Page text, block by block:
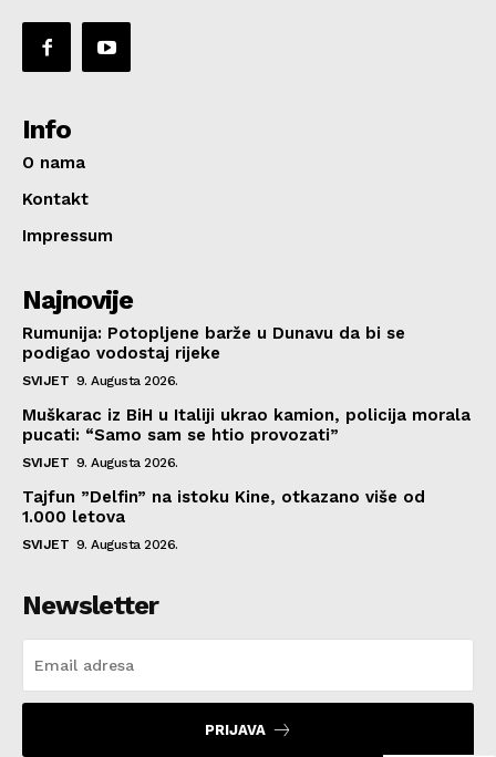
Info
O nama
Kontakt
Impressum
Najnovije
Rumunija: Potopljene barže u Dunavu da bi se
podigao vodostaj rijeke
SVIJET 9. Augusta 2026.
Muškarac iz BiH u Italiji ukrao kamion, policija morala
pucati: “Samo sam se htio provozati”
SVIJET 9. Augusta 2026.
Tajfun ”Delfin” na istoku Kine, otkazano više od
1.000 letova
SVIJET 9. Augusta 2026.
Newsletter
PRIJAVA